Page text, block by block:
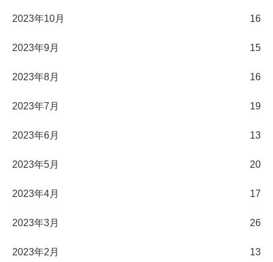
2023年10月 16
2023年9月 15
2023年8月 16
2023年7月 19
2023年6月 13
2023年5月 20
2023年4月 17
2023年3月 26
2023年2月 13